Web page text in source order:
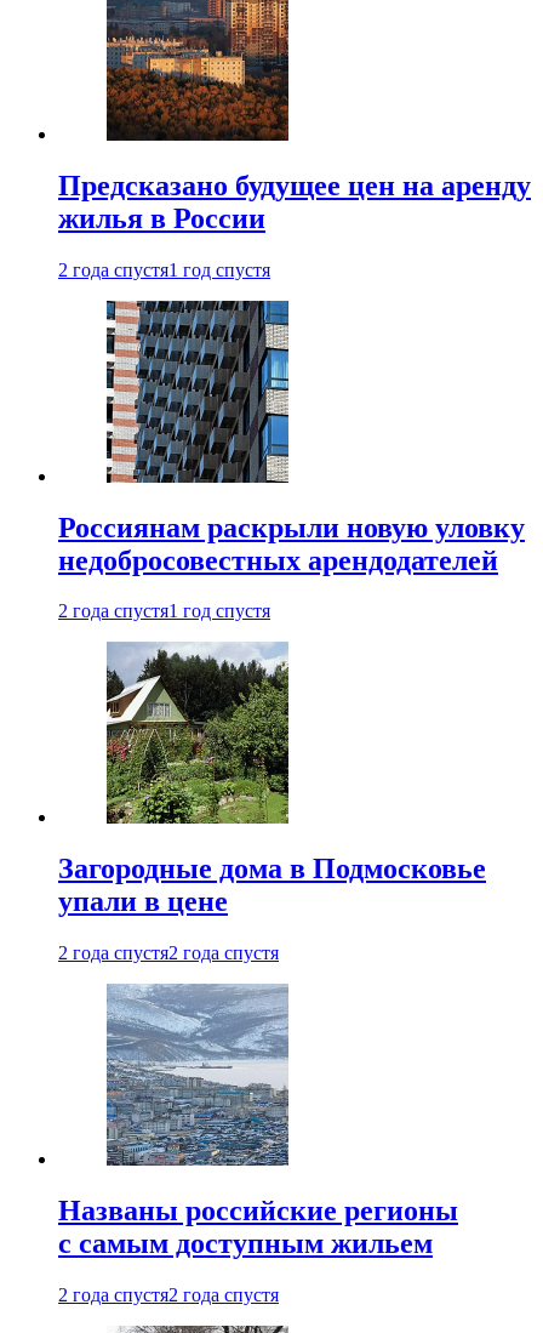
Предсказано будущее цен на аренду
жилья в России
2 года спустя1 год спустя
Россиянам раскрыли новую уловку
недобросовестных арендодателей
2 года спустя1 год спустя
Загородные дома в Подмосковье
упали в цене
2 года спустя2 года спустя
Названы российские регионы
с самым доступным жильем
2 года спустя2 года спустя